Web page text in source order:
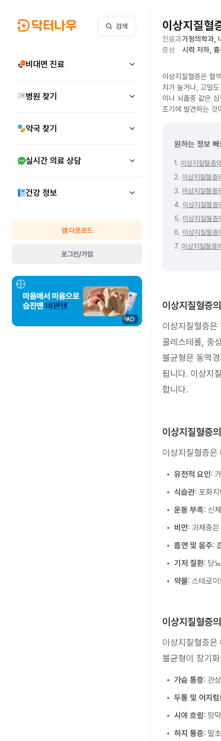
검색
비대면 진료
병원 찾기
약국 찾기
실시간 의료 상담
건강 정보
앱 다운로드
로그인/가입
AD
이상지질혈
진료과가정의학과,
증상
시력 저하,
이상지질혈증은 혈
치가 높거나, 고밀
이나 뇌졸중 같은
조기에 발견하는 것
원하는 정보
1. 이상지질혈증
2. 이상지질혈증
3. 이상지질혈증
4. 이상지질혈증
5. 이상지질혈증
6. 이상지질혈증
7. 이상지질혈증
이상지질혈증
이상지질혈증
콜레스테롤, 중
불균형은 동맥
됩니다. 이상지
합니다.
이상지질혈증
이상지질혈증
유전적 요인:
식습관: 포화
운동 부족: 신
비만: 과체중
흡연 및 음주:
기저 질환: 당
약물: 스테로
이상지질혈증
이상지질혈증
불균형이 장기
가슴 통증: 관
두통 및 어지
시야 흐림: 망
하지 통증: 말